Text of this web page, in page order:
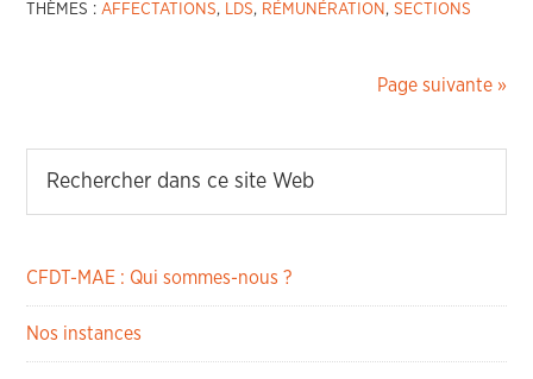
THÈMES :AFFECTATIONS, LDS, RÉMUNÉRATION ,SECTIONS
Page suivante »
CFDT-MAE : Qui sommes-nous ?
Nos instances